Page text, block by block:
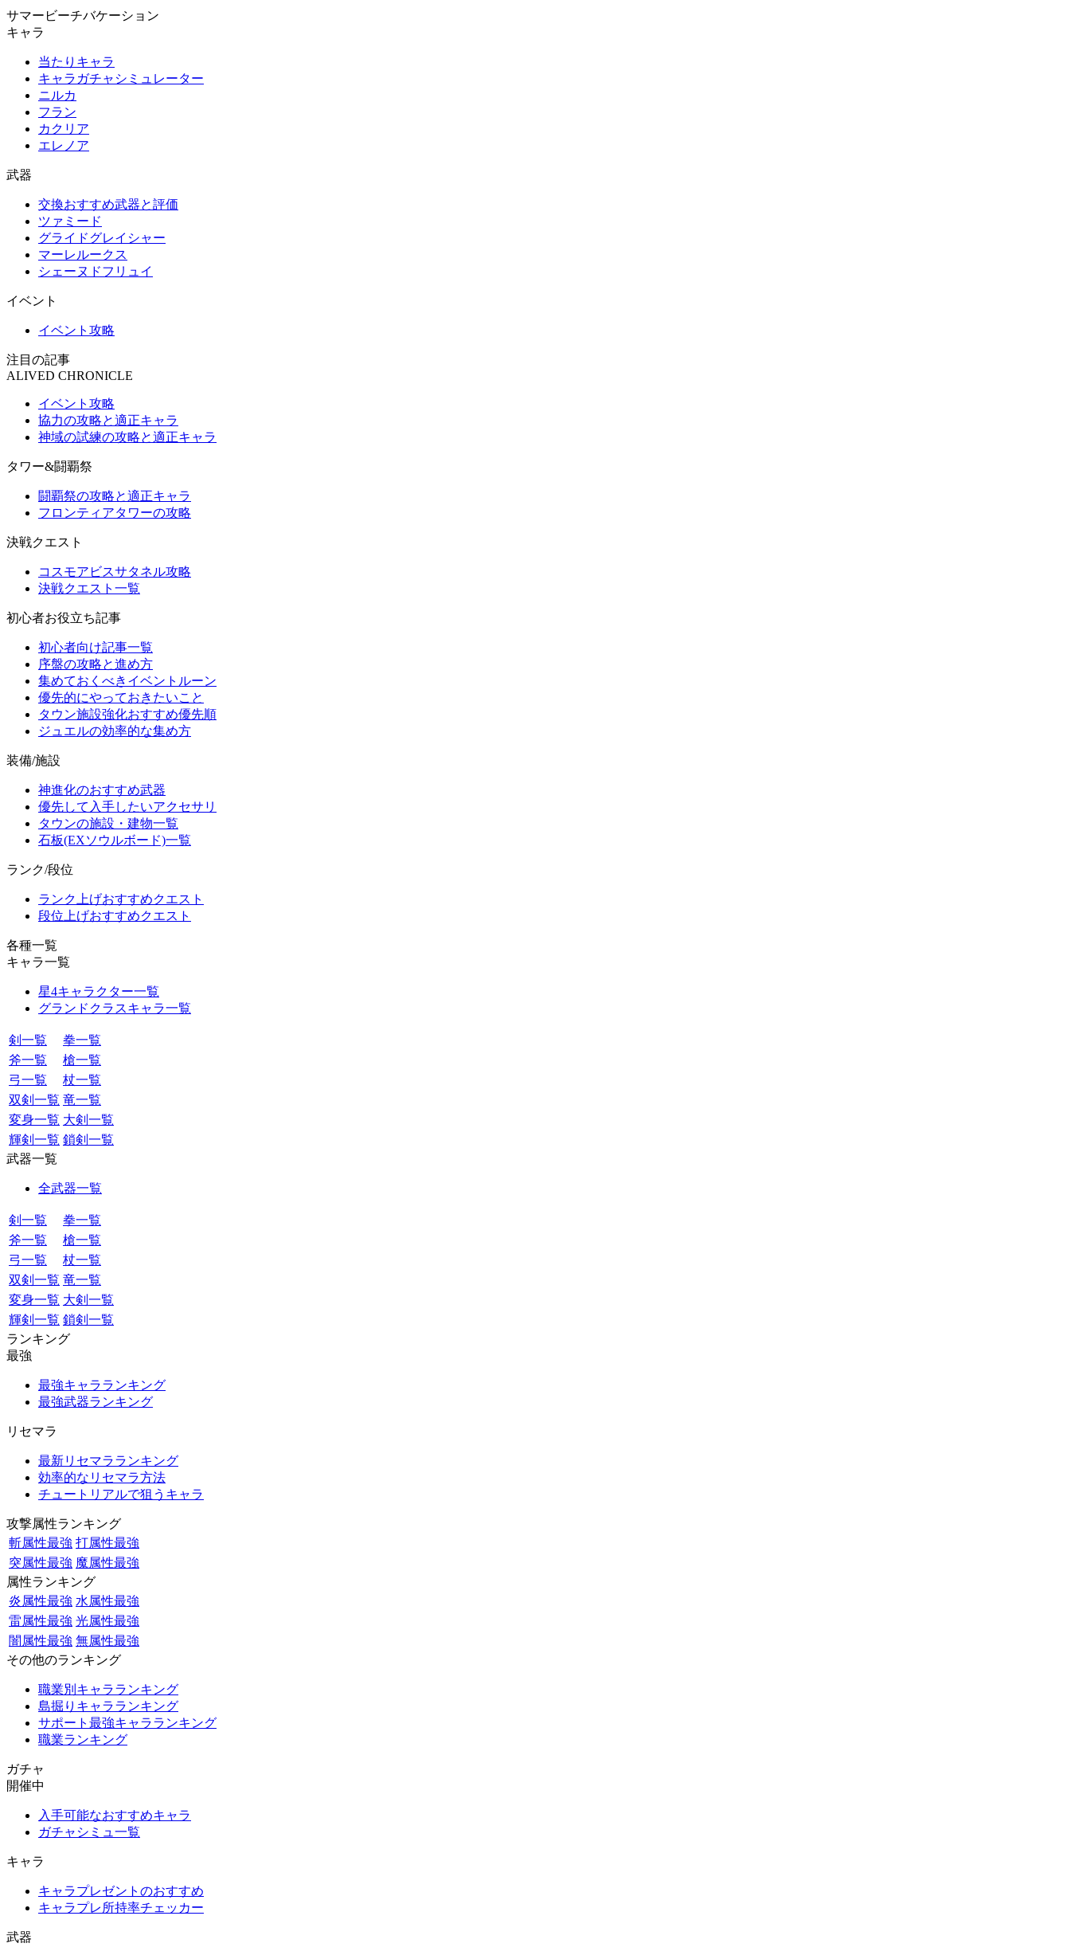
サマービーチバケーション
キャラ
当たりキャラ
キャラガチャシミュレーター
ニルカ
フラン
カクリア
エレノア
武器
交換おすすめ武器と評価
ツァミード
グライドグレイシャー
マーレルークス
シェーヌドフリュイ
イベント
イベント攻略
注目の記事
ALIVED CHRONICLE
イベント攻略
協力の攻略と適正キャラ
神域の試練の攻略と適正キャラ
タワー&闘覇祭
闘覇祭の攻略と適正キャラ
フロンティアタワーの攻略
決戦クエスト
コスモアビスサタネル攻略
決戦クエスト一覧
初心者お役立ち記事
初心者向け記事一覧
序盤の攻略と進め方
集めておくべきイベントルーン
優先的にやっておきたいこと
タウン施設強化おすすめ優先順
ジュエルの効率的な集め方
装備/施設
神進化のおすすめ武器
優先して入手したいアクセサリ
タウンの施設・建物一覧
石板(EXソウルボード)一覧
ランク/段位
ランク上げおすすめクエスト
段位上げおすすめクエスト
各種一覧
キャラ一覧
星4キャラクター一覧
グランドクラスキャラ一覧
剣一覧
拳一覧
斧一覧
槍一覧
弓一覧
杖一覧
双剣一覧 竜一覧
変身一覧 大剣一覧
輝剣一覧 鎖剣一覧
武器一覧
全武器一覧
剣一覧
拳一覧
斧一覧
槍一覧
弓一覧
杖一覧
双剣一覧 竜一覧
変身一覧 大剣一覧
輝剣一覧 鎖剣一覧
ランキング
最強
最強キャラランキング
最強武器ランキング
リセマラ
最新リセマラランキング
効率的なリセマラ方法
チュートリアルで狙うキャラ
攻撃属性ランキング
斬属性最強 打属性最強
突属性最強 魔属性最強
属性ランキング
炎属性最強 水属性最強
雷属性最強 光属性最強
闇属性最強 無属性最強
その他のランキング
職業別キャラランキング
島掘りキャラランキング
サポート最強キャラランキング
職業ランキング
ガチャ
開催中
入手可能なおすすめキャラ
ガチャシミュ一覧
キャラ
キャラプレゼントのおすすめ
キャラプレ所持率チェッカー
武器